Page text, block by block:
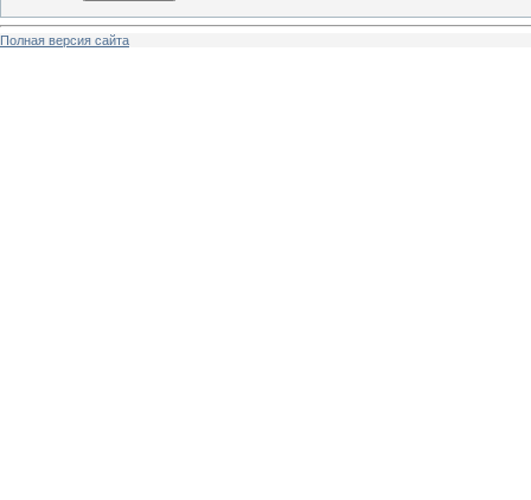
Полная версия сайта